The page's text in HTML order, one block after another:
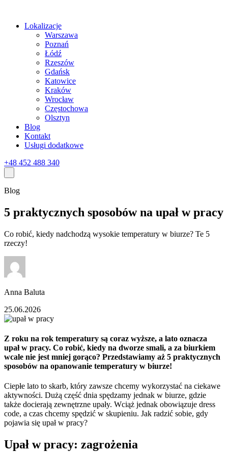
Lokalizacje
Warszawa
Poznań
Łódź
Rzeszów
Gdańsk
Katowice
Kraków
Wrocław
Częstochowa
Olsztyn
Blog
Kontakt
Usługi dodatkowe
+48 452 488 340
Blog
5 praktycznych sposobów na upał w pracy
Co robić, kiedy nadchodzą wysokie temperatury w biurze? Te 5
rzeczy!
Anna Baluta
25.06.2026
Z roku na rok temperatury są coraz wyższe, a lato oznacza
upał w pracy. Co robić, kiedy na dworze smali, a za biurkiem
wcale nie jest mniej gorąco? Przedstawiamy aż 5 praktycznych
sposobów na opanowanie temperatury w biurze!
Ciepłe lato to skarb, który zawsze chcemy wykorzystać na ciekawe
aktywności. Dużą część dnia spędzamy jednak w biurze, gdzie
także docierają zewnętrzne upały. Wciąż jednak obowiązuje dress
code, a czas chcemy spędzić w skupieniu. Jak radzić sobie, gdy
pojawia się upał w pracy?
Upał w pracy: zagrożenia